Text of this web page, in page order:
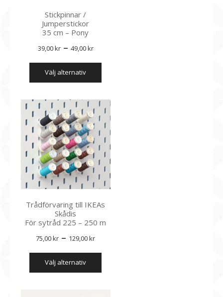
Stickpinnar /
Jumperstickor
35 cm – Pony
39,00kr – 49,00krPrisintervall:
39,00 kr
välj alternativ
Den
produkten
flera
varianter.
De
olika
alternativen
kan
väljas
produktsidan
Trådförvaring till IKEAs
Skådis
För sytråd 225 – 250 m
75,00kr – 129,00krPrisintervall:
75,00 kr
välj alternativ
Den
produkten